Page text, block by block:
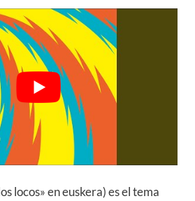
locos» en euskera) es el tema